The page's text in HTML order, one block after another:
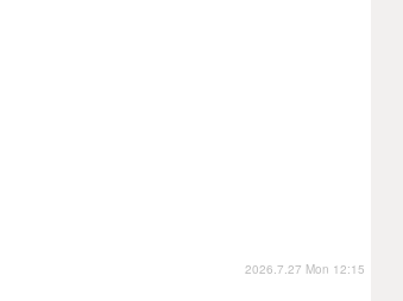
2026.7.27 Mon 12:15